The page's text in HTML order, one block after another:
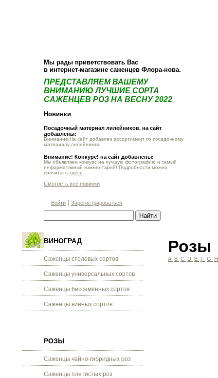
Мы рады приветствовать Вас
в интернет-магазине саженцев Флора-нова.
ПРЕДСТАВЛЯЕМ ВАШЕМУ
ВНИМАНИЮ ЛУЧШИЕ СОРТА
САЖЕНЦЕВ РОЗ НА ВЕСНУ 2022
Новинки
Посадочный материал лилейников. на сайт
добавлены:
Внимание!На сайт добавлен ассортимент по посадочному
материалу лилейников.
Внимание! Конкурс! на сайт добавлены:
Мы объявляем конкурс на лучшую фотографию и самый
информативный комментарий! Подробности можно
прочитать здесь
Смотреть все новинки
Войти Зарегистрироваться
ВИНОГРАД
Саженцы столовых сортов
Саженцы универсальных сортов
Саженцы бессемянных сортов
Саженцы винных сортов
РОЗЫ
Саженцы чайно-гибридных роз
Саженцы плетистых роз
Розы
A B C D E F G